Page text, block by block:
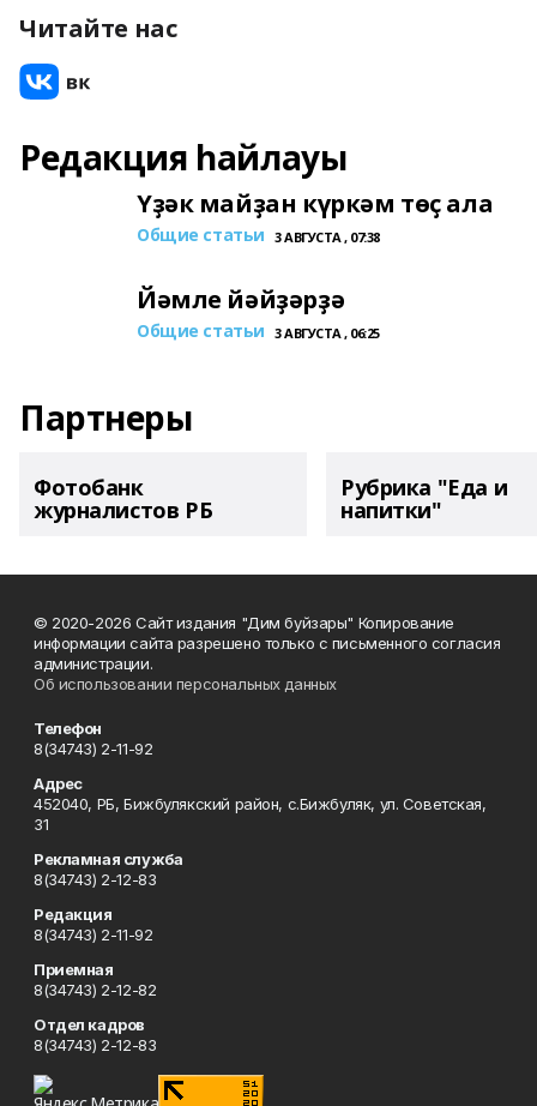
Читайте нас
Редакция һайлауы
Үҙәк майҙан күркәм төҫ ала
Общие статьи 3 АВГУСТА , 07:38
Йәмле йәйҙәрҙә
Общие статьи 3 АВГУСТА , 06:25
Партнеры
Фотобанк
журналистов РБ
Рубрика "Еда и
напитки"
© 2020-2026 Сайт издания "Дим буйзары" Копирование
информации сайта разрешено только с письменного согласия
администрации.
Об использовании персональных данных
Телефон
8(34743) 2-11-92
Адрес
452040, РБ, Бижбулякский район, с.Бижбуляк, ул. Советская,
31
Рекламная служба
8(34743) 2-12-83
Редакция
8(34743) 2-11-92
Приемная
8(34743) 2-12-82
Отдел кадров
8(34743) 2-12-83